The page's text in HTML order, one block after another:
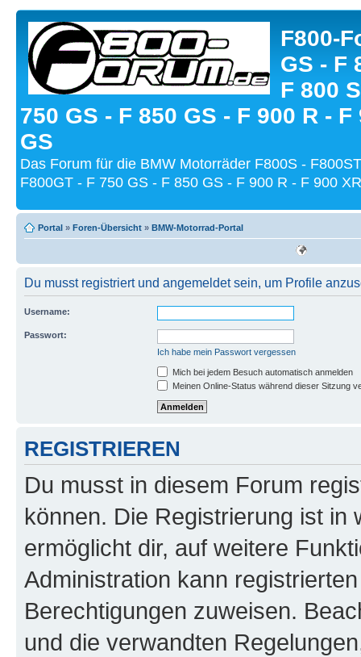
F800-
GS - F
F 800
750 GS - F 850 GS - F 900 R - F
GS
Das Forum für die BMW Motorräder F800S -
F800GT - F 750 GS - F 850 GS - F 900 R - F 900
Portal » Foren-Übersicht » BMW-Motorrad-Portal
Du musst registriert und angemeldet sein, um Profile
Username:
Passwort:
Ich habe mein Passwort vergessen
Mich bei jedem Besuch automatisch anmelden
Meinen Online-Status während dieser Sitzung
REGISTRIEREN
Du musst in diesem Forum
können. Die Registrierung ist in
ermöglicht dir, auf weitere
Administration kann
Berechtigungen zuweisen.
und die verwandten